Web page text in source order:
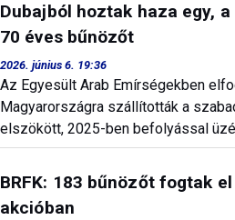
Dubajból hoztak haza egy,
70 éves bűnözőt
2026. június 6. 19:36
Az Egyesült Arab Emírségekben
Magyarországra szállították a
elszökött, 2025-ben befolyással
BRFK: 183 bűnözőt fogtak
akcióban